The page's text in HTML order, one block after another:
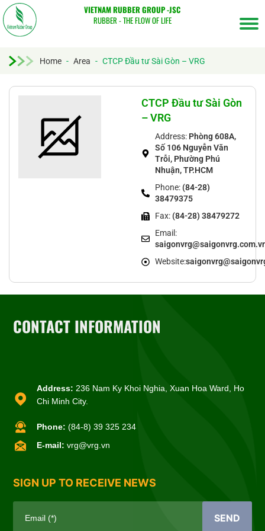
VIETNAM RUBBER GROUP -JSC
RUBBER - THE FLOW OF LIFE
Home - Area - CTCP Đầu tư Sài Gòn – VRG
CTCP Đầu tư Sài Gòn
– VRG
Address: Phòng 608A,
Số 106 Nguyễn Văn
Trỗi, Phường Phú
Nhuận, TP.HCM
Phone: (84-28)
38479375
Fax: (84-28) 38479272
Email:
Website:
CONTACT INFORMATION
Address: 236 Nam Ky Khoi Nghia, Xuan Hoa Ward, Ho
Chi Minh City.
Phone: (84-8) 39 325 234
E-mail: vrg@vrg.vn
SIGN UP TO RECEIVE NEWS
Email (*) SEND